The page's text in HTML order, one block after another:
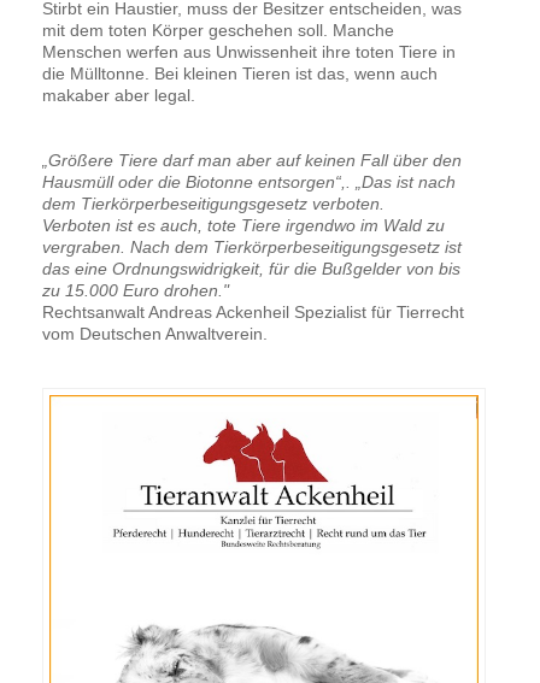
Stirbt ein Haustier, muss der Besitzer entscheiden, was
mit dem toten Körper geschehen soll. Manche
Menschen werfen aus Unwissenheit ihre toten Tiere in
die Mülltonne. Bei kleinen Tieren ist das, wenn auch
makaber aber legal.
„Größere Tiere darf man aber auf keinen Fall über den
Hausmüll oder die Biotonne entsorgen“,. „Das ist nach
dem Tierkörperbeseitigungsgesetz verboten.
Verboten ist es auch, tote Tiere irgendwo im Wald zu
vergraben. Nach dem Tierkörperbeseitigungsgesetz ist
das eine Ordnungswidrigkeit, für die Bußgelder von bis
zu 15.000 Euro drohen."
Rechtsanwalt Andreas Ackenheil Spezialist für Tierrecht
vom Deutschen Anwaltverein.